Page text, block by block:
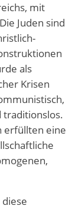
mit
Juden sind
als
Krisen
traditionslos.
erfüllten eine